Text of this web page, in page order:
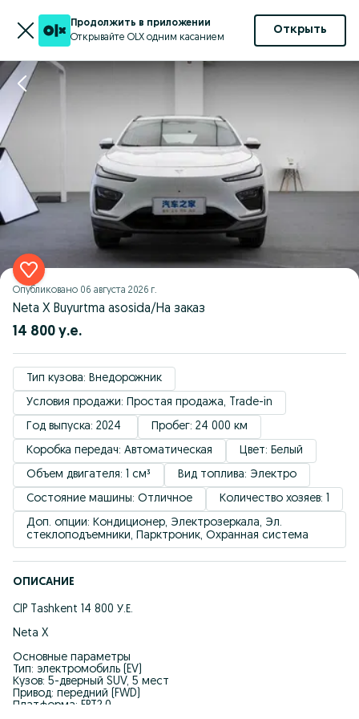
Продолжить в приложении
Открывайте OLX одним касанием
Открыть
Опубликовано 06 августа 2026 г.
Neta X Buyurtma asosida/На заказ
14 800 у.е.
Тип кузова: Внедорожник
Условия продажи: Простая продажа, Trade-in
Год выпуска: 2024
Пробег: 24 000 км
Коробка передач: Автоматическая
Цвет: Белый
Объем двигателя: 1 см³
Вид топлива: Электро
Состояние машины: Отличное
Количество хозяев: 1
Доп. опции: Кондиционер, Электрозеркала, Эл.
стеклоподъемники, Парктроник, Охранная система
ОПИСАНИЕ
CIP Tashkent 14 800 У.Е.
Neta X
Основные параметры
Тип: электромобиль (EV)
Кузов: 5-дверный SUV, 5 мест
Привод: передний (FWD)
Платформа: EPT2.0